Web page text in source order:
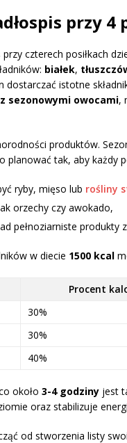
przy 4
czterech posiłkach
białek,
dostarczać istotne
sezonowymi owocami,
produktów.
tak, aby każdy
ryby, mięso lub rośliny
orzechy czy awokado,
pełnoziarniste produkty
w diecie 1500 kcal
Procent
30%
30%
40%
około 3-4 godziny jest
oraz stabilizuje
od stworzenia listy